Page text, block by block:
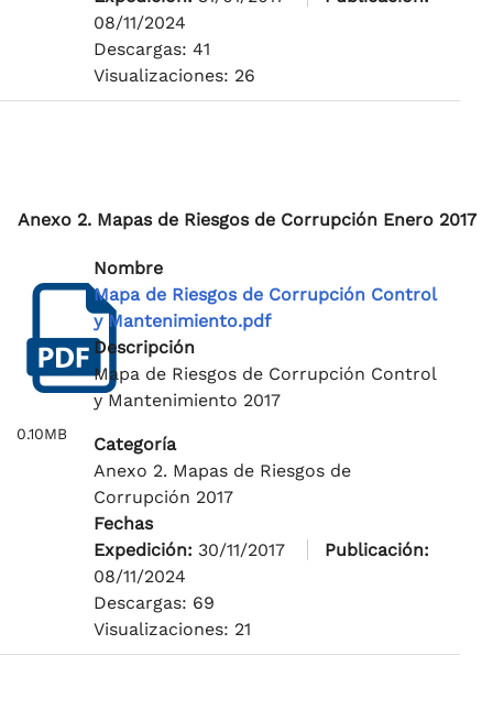
08/11/2024
Descargas: 41
Visualizaciones: 26
Anexo 2. Mapas de Riesgos de Corrupción Enero 2017
0.10MB
Nombre
Mapa de Riesgos de Corrupción Control
y Mantenimiento.pdf
Descripción
Mapa de Riesgos de Corrupción Control
y Mantenimiento 2017
Categoría
Anexo 2. Mapas de Riesgos de
Corrupción 2017
Fechas
Expedición: 30/11/2017
Publicación:
08/11/2024
Descargas: 69
Visualizaciones: 21